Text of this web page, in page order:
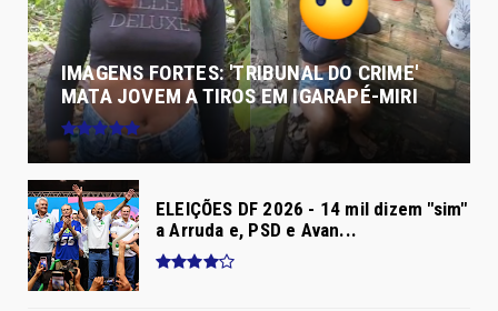
IMAGENS FORTES: 'TRIBUNAL DO CRIME'
MATA JOVEM A TIROS EM IGARAPÉ-MIRI
ELEIÇÕES DF 2026 - 14 mil dizem "sim"
a Arruda e, PSD e Avan...